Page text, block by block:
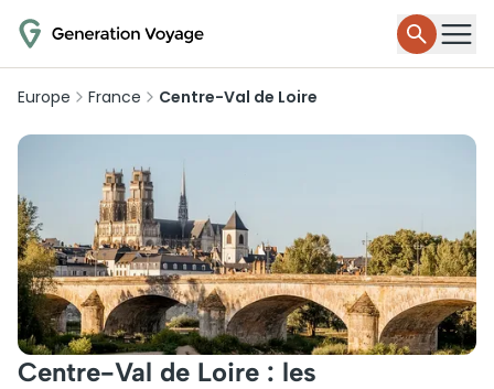
Europe France Centre-Val de Loire
Centre-Val de Loire : les